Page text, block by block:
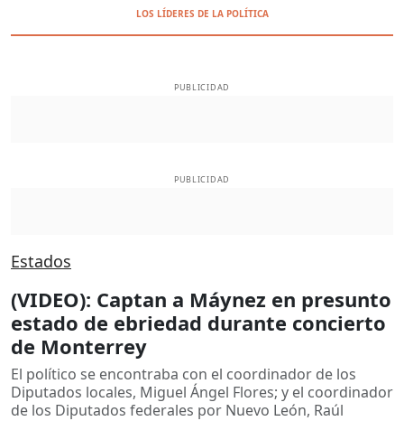
LOS LÍDERES DE LA POLÍTICA
PUBLICIDAD
PUBLICIDAD
Estados
(VIDEO): Captan a Máynez en presunto
estado de ebriedad durante concierto
de Monterrey
El político se encontraba con el coordinador de los
Diputados locales, Miguel Ángel Flores; y el coordinador
de los Diputados federales por Nuevo León, Raúl